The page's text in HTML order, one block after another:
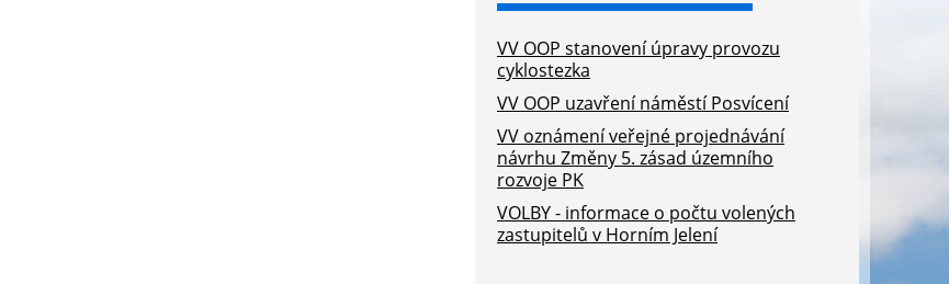
VV OOP stanovení úpravy provozu
cyklostezka
VV OOP uzavření náměstí Posvícení
VV oznámení veřejné projednávání
návrhu Změny 5. zásad územního
rozvoje PK
VOLBY - informace o počtu volených
zastupitelů v Horním Jelení